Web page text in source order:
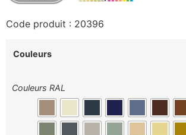
Code produit : 20396
Couleurs
Couleurs RAL